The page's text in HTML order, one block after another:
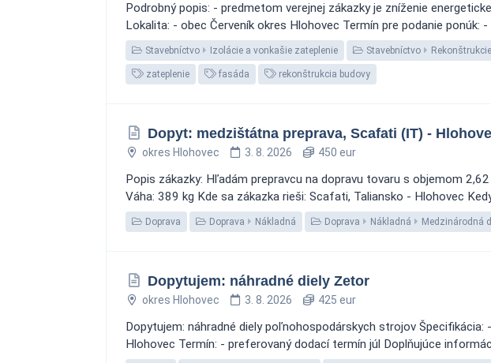
Podrobný popis: - predmetom verejnej zákazky je zníženie
Lokalita: - obec Červeník okres Hlohovec Termín pre podanie ponúk:
Stavebníctvo Izolácie a vonkašie zateplenie Stavebníctvo Rekonštrukcie
zateplenie fasáda rekonštrukcia budovy
Dopyt: medzištátna preprava, Scafati (IT) -
okres Hlohovec 3. 8. 2026 450 eur
Popis zákazky: Hľadám prepravcu na dopravu tovaru s objemom
Váha: 389 kg Kde sa zákazka rieši: Scafati, Taliansko - Hlohovec
Doprava Doprava Nákladná Doprava Nákladná Medzinárodná
Dopytujem: náhradné diely Zetor
okres Hlohovec 3. 8. 2026 425 eur
Dopytujem: náhradné diely poľnohospodárskych strojov
Hlohovec Termín: - preferovaný dodací termín júl Doplňujúce